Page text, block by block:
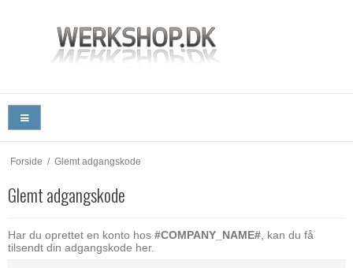
Forside / Glemt adgangskode
Glemt adgangskode
Har du oprettet en konto hos #COMPANY_NAME#, kan du få
tilsendt din adgangskode her.